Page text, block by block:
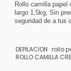
Rollo camilla papel
largo 1,5kg, Sin
seguridad de a tus
DEPILACION rollo
ROLLO CAMILLA